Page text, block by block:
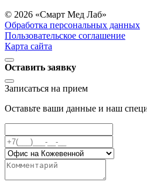
© 2026 «Смарт Мед Лаб»
Обработка персональных данных
Пользовательское соглашение
Карта сайта
Оставить заявку
Записаться на прием
Оставьте ваши данные и наш